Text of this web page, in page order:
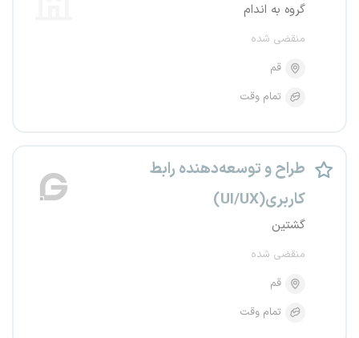
گروه به اندام
منقضی شده
قم
تمام وقت
طراح و توسعه‌دهنده رابط
کاربری(UI/UX)
گشتین
منقضی شده
قم
تمام وقت